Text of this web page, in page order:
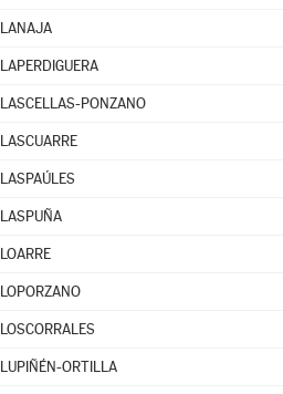
LANAJA
LAPERDIGUERA
LASCELLAS-PONZANO
LASCUARRE
LASPAÚLES
LASPUÑA
LOARRE
LOPORZANO
LOSCORRALES
LUPIÑÉN-ORTILLA